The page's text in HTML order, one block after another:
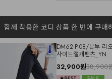
함께 착용한 코디 상품 한 번에 구매
DM62-P-08/븐투 리
사이드절개팬츠_YN
32,900원38,900